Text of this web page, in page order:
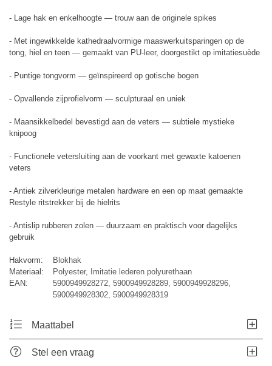
- Lage hak en enkelhoogte — trouw aan de originele spikes
- Met ingewikkelde kathedraalvormige maaswerkuitsparingen op de
tong, hiel en teen — gemaakt van PU-leer, doorgestikt op imitatiesuède
- Puntige tongvorm — geïnspireerd op gotische bogen
- Opvallende zijprofielvorm — sculpturaal en uniek
- Maansikkelbedel bevestigd aan de veters — subtiele mystieke
knipoog
- Functionele vetersluiting aan de voorkant met gewaxte katoenen
veters
- Antiek zilverkleurige metalen hardware en een op maat gemaakte
Restyle ritstrekker bij de hielrits
- Antislip rubberen zolen — duurzaam en praktisch voor dagelijks
gebruik
Hakvorm:
Blokhak
Materiaal:
Polyester, Imitatie lederen polyurethaan
EAN:
5900949928272, 5900949928289, 5900949928296,
5900949928302, 5900949928319
Maattabel
Stel een vraag